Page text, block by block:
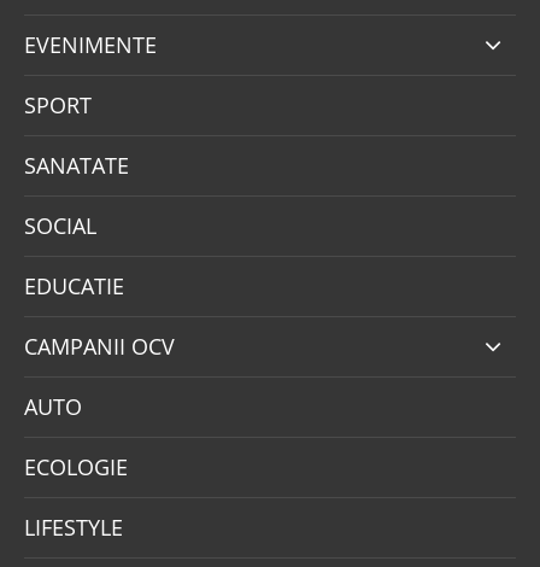
EVENIMENTE
SPORT
SANATATE
SOCIAL
EDUCATIE
CAMPANII OCV
AUTO
ECOLOGIE
LIFESTYLE